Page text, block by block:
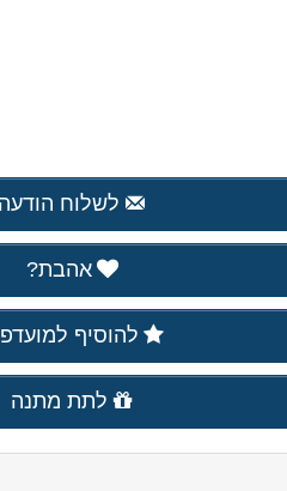
לשלוח הודעה
אהבת?
להוסיף
לתת מתנה